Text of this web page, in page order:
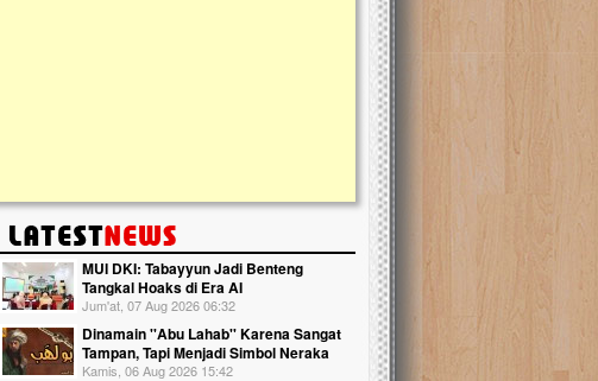
MUI DKI: Tabayyun Jadi Benteng
Tangkal Hoaks di Era AI
Jum'at, 07 Aug 2026 06:32
Dinamain ''Abu Lahab'' Karena Sangat
Tampan, Tapi Menjadi Simbol Neraka
Kamis, 06 Aug 2026 15:42